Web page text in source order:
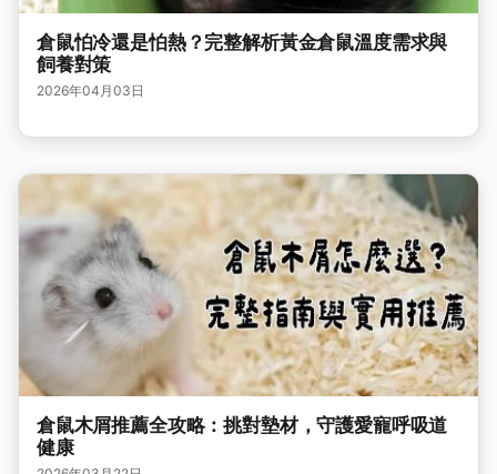
倉鼠怕冷還是怕熱？完整解析黃金倉鼠溫度需求與
飼養對策
2026年04月03日
倉鼠木屑推薦全攻略：挑對墊材，守護愛寵呼吸道
健康